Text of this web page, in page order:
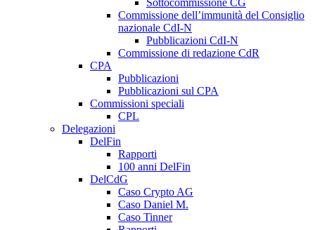
Sottocommissione CG
Commissione dell’immunità del Consiglio
nazionale CdI-N
Pubblicazioni CdI-N
Commissione di redazione CdR
CPA
Pubblicazioni
Pubblicazioni sul CPA
Commissioni speciali
CPL
Delegazioni
DelFin
Rapporti
100 anni DelFin
DelCdG
Caso Crypto AG
Caso Daniel M.
Caso Tinner